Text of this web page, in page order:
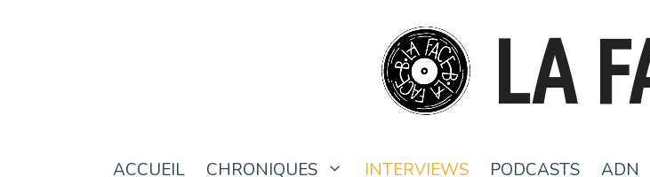
LA
ACCUEIL CHRONIQUES INTERVIEWS PODCASTS ADN